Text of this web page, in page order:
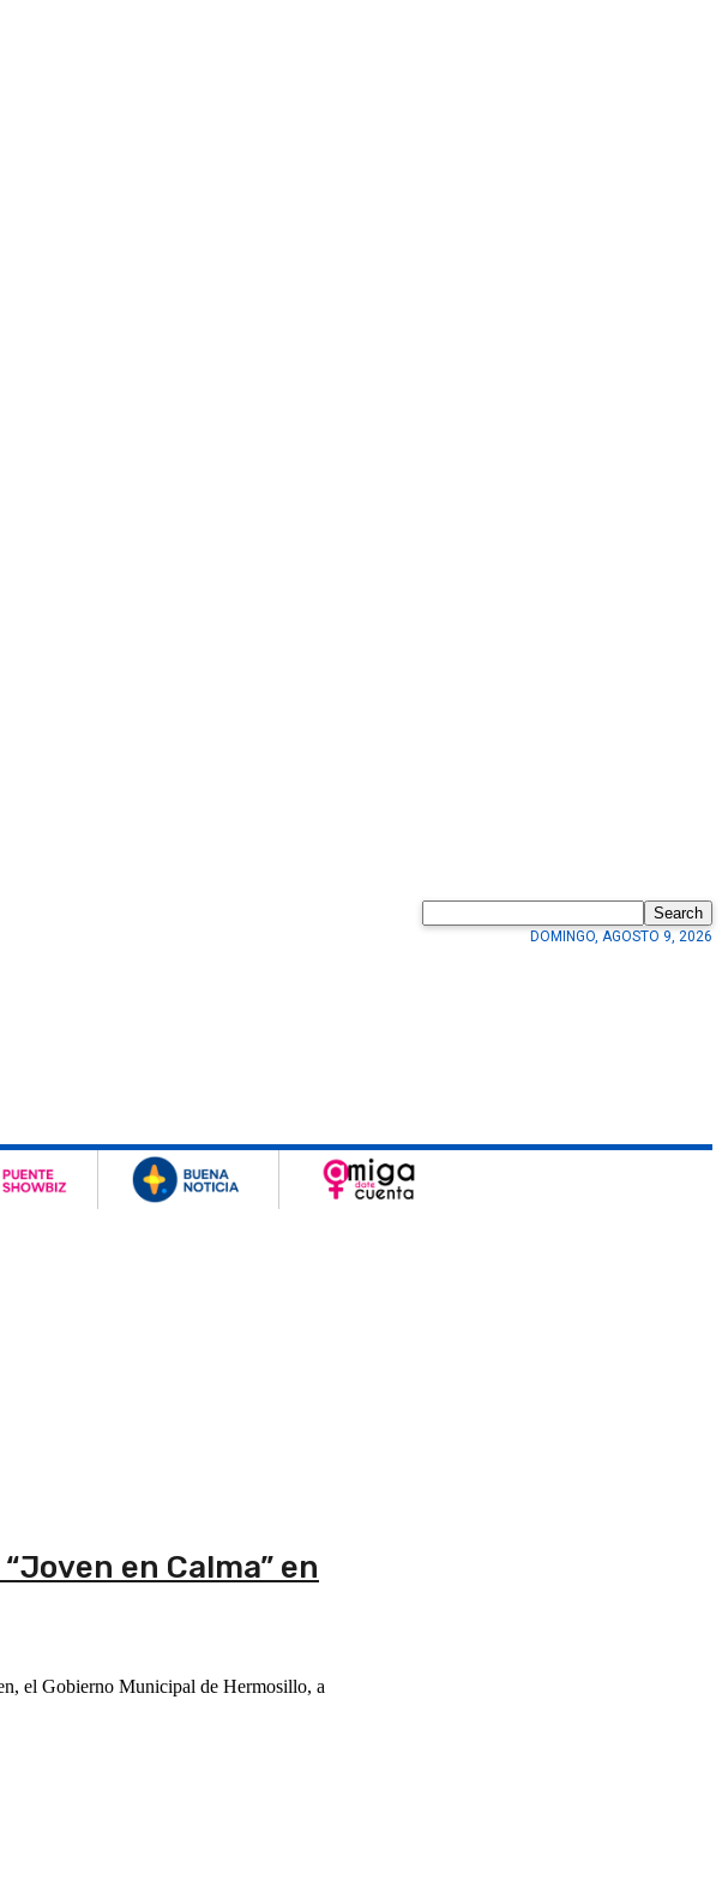
Search
DOMINGO, AGOSTO 9, 2026
en Calma” en
el Gobierno Municipal de Hermosillo, a